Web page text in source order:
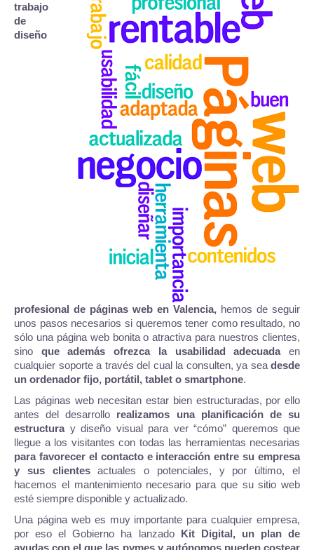
trabajo
de
diseño
profesional de páginas web en Valencia, hemos de seguir
unos pasos necesarios si queremos tener como resultado, no
sólo una página web bonita o atractiva para nuestros clientes,
sino que además ofrezca la usabilidad adecuadaen
cualquier soporte a través del cual la consulten, ya sea desde
un ordenador fijo, portátil, tablet o smartphone.
Las páginas web necesitan estar bien estructuradas, por ello
antes del desarrollo realizamos una planificación de su
estructuray diseño visual para ver “cómo” queremos que
llegue a los visitantes con todas las herramientas necesarias
para favorecer el contacto e interacción entre su empresa
y sus clientesactuales o potenciales, y por último, el
hacemos el mantenimiento necesario para que su sitio web
esté siempre disponible y actualizado.
Una página web es muy importante para cualquier empresa,
por eso el Gobierno ha lanzado Kit Digital, un plan de
ayudas con el que las pymes y autónomos pueden costear